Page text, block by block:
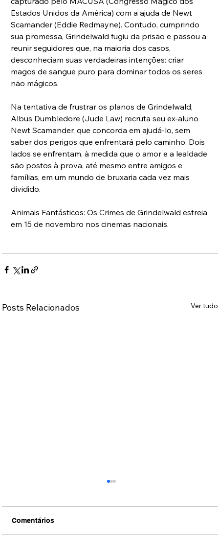
Estados Unidos da América) com a ajuda de Newt
Scamander (Eddie Redmayne). Contudo, cumprindo
sua promessa, Grindelwald fugiu da prisão e passou a
reunir seguidores que, na maioria dos casos,
desconheciam suas verdadeiras intenções: criar
magos de sangue puro para dominar todos os seres
não mágicos.
Na tentativa de frustrar os planos de Grindelwald,
Albus Dumbledore (Jude Law) recruta seu ex-aluno
Newt Scamander, que concorda em ajudá-lo, sem
saber dos perigos que enfrentará pelo caminho. Dois
lados se enfrentam, à medida que o amor e a lealdade
são postos à prova, até mesmo entre amigos e
famílias, em um mundo de bruxaria cada vez mais
dividido.
Animais Fantásticos: Os Crimes de Grindelwald estreia
em 15 de novembro nos cinemas nacionais.
Posts Relacionados Ver tudo
Comentários